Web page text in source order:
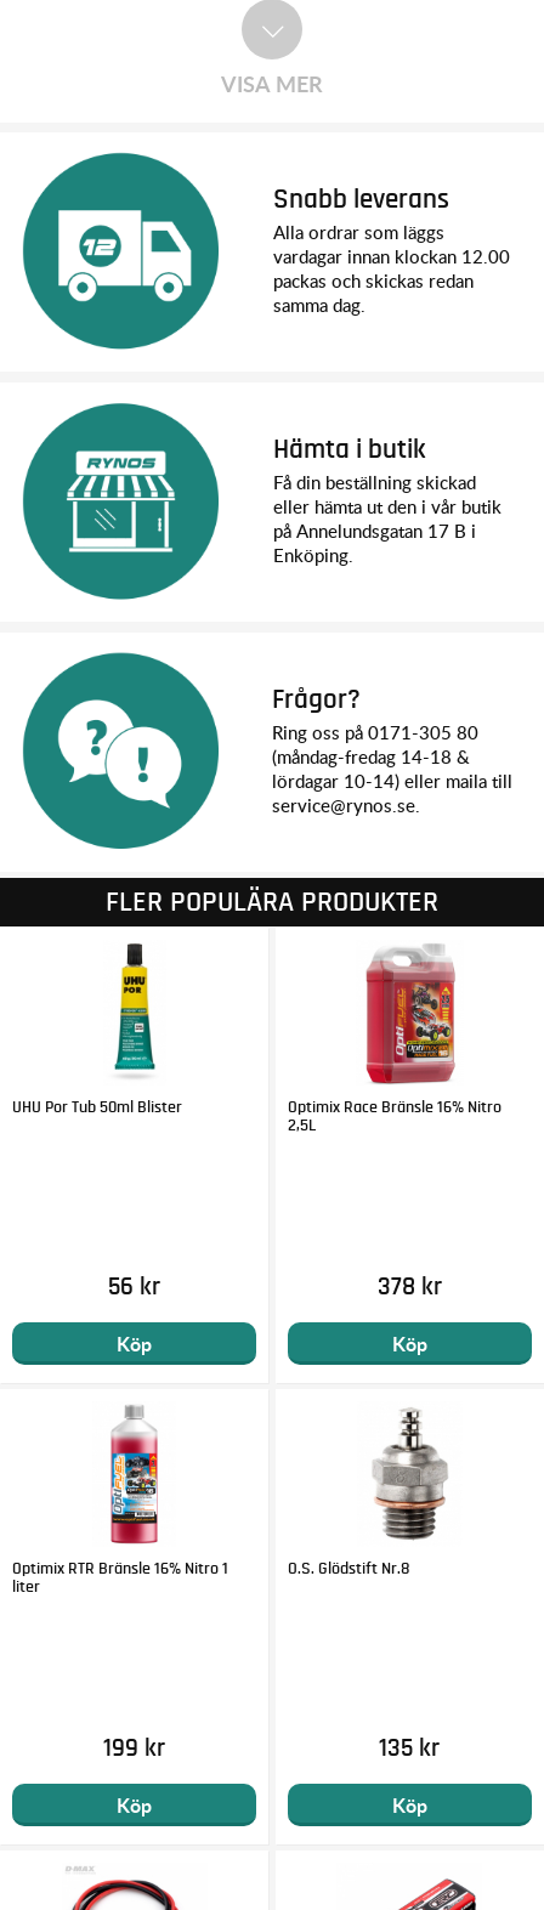
VISA MER
Snabb leverans
Alla ordrar som läggs
vardagar innan klockan 12.00
packas och skickas redan
samma dag.
Hämta i butik
Få din beställning skickad
eller hämta ut den i vår butik
på Annelundsgatan 17 B i
Enköping.
Frågor?
Ring oss på 0171-305 80
(måndag-fredag 14-18 &
lördagar 10-14) eller maila till
service@rynos.se.
FLER POPULÄRA PRODUKTER
UHU Por Tub 50ml Blister
56 kr
Köp
Optimix Race Bränsle 16% Nitro
2,5L
378 kr
Köp
Optimix RTR Bränsle 16% Nitro 1
liter
199 kr
Köp
O.S. Glödstift Nr.8
135 kr
Köp